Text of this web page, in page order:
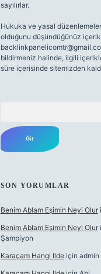
sayılırlar.
Hukuka ve yasal
olduğunu düşündüğünüz
bildirmeniz halinde, ilgili
süre içerisinde sitemizden
SON YORUMLAR
Benim Ablam Eşimin Neyi Olur
Benim Ablam Eşimin Neyi Olur
Şampiyon
Karaçam Hangi Ildeiçin admin